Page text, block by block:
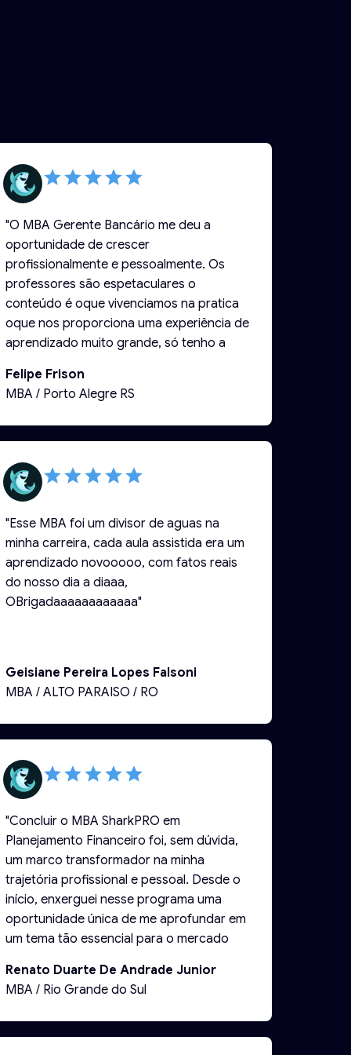
"O MBA Gerente Bancário me deu a
oportunidade de crescer
profissionalmente e pessoalmente. Os
professores são espetaculares o
conteúdo é oque vivenciamos na pratica
oque nos proporciona uma experiência de
aprendizado muito grande, só tenho a
Felipe Frison
MBA / Porto Alegre RS
"Esse MBA foi um divisor de aguas na
minha carreira, cada aula assistida era um
aprendizado novooooo, com fatos reais
do nosso dia a diaaa,
OBrigadaaaaaaaaaaaa"
Geisiane Pereira Lopes Falsoni
MBA / ALTO PARAISO / RO
"Concluir o MBA SharkPRO em
Planejamento Financeiro foi, sem dúvida,
um marco transformador na minha
trajetória profissional e pessoal. Desde o
início, enxerguei nesse programa uma
oportunidade única de me aprofundar em
um tema tão essencial para o mercado
minha formação com a minha paixão por
ajudar pessoas a alcançar seus objetivos
financeiros. O impacto do MBA na minha
carreira foi imediato. Ele não apenas me
Renato Duarte De Andrade Junior
MBA / Rio Grande do Sul